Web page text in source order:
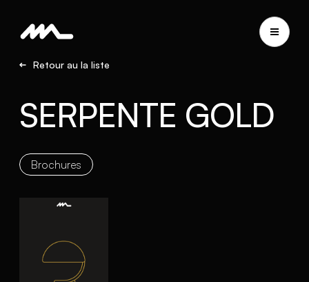
Retour au la liste
SERPENTE GOLD
Brochures